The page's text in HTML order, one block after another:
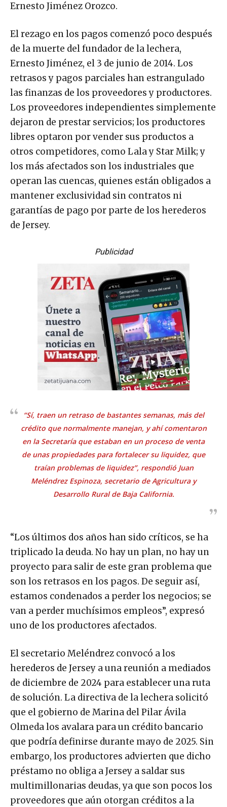
Ernesto Jiménez Orozco.
El rezago en los pagos comenzó poco después
de la muerte del fundador de la lechera,
Ernesto Jiménez, el 3 de junio de 2014. Los
retrasos y pagos parciales han estrangulado
las finanzas de los proveedores y productores.
Los proveedores independientes simplemente
dejaron de prestar servicios; los productores
libres optaron por vender sus productos a
otros competidores, como Lala y Star Milk; y
los más afectados son los industriales que
operan las cuencas, quienes están obligados a
mantener exclusividad sin contratos ni
garantías de pago por parte de los herederos
de Jersey.
Publicidad
“Sí, traen un retraso de bastantes semanas, más del
crédito que normalmente manejan, y ahí comentaron
en la Secretaría que estaban en un proceso de venta
de unas propiedades para fortalecer su liquidez, que
traían problemas de liquidez”, respondió Juan
Meléndrez Espinoza, secretario de Agricultura y
Desarrollo Rural de Baja California.
“Los últimos dos años han sido críticos, se ha
triplicado la deuda. No hay un plan, no hay un
proyecto para salir de este gran problema que
son los retrasos en los pagos. De seguir así,
estamos condenados a perder los negocios; se
van a perder muchísimos empleos”, expresó
uno de los productores afectados.
El secretario Meléndrez convocó a los
herederos de Jersey a una reunión a mediados
de diciembre de 2024 para establecer una ruta
de solución. La directiva de la lechera solicitó
que el gobierno de Marina del Pilar Ávila
Olmeda los avalara para un crédito bancario
que podría definirse durante mayo de 2025. Sin
embargo, los productores advierten que dicho
préstamo no obliga a Jersey a saldar sus
multimillonarias deudas, ya que son pocos los
proveedores que aún otorgan créditos a la